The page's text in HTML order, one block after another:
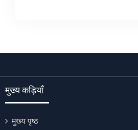
मुख्य कड़ियाँ
मुख्य पृष्ठ